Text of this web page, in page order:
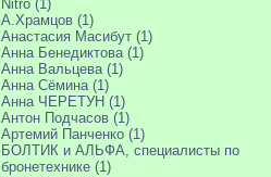
Nitro (1)
А.Храмцов (1)
Анастасия Масибут (1)
Анна Бенедиктова (1)
Анна Вальцева (1)
Анна Сёмина (1)
Анна ЧЕРЕТУН (1)
Антон Подчасов (1)
Артемий Панченко (1)
БОЛТИК и АЛЬФА, специалисты по
бронетехнике (1)